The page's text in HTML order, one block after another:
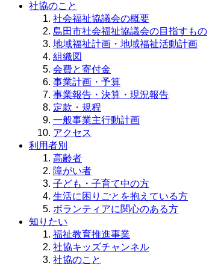
社協のこと
社会福祉協議会の概要
島田市社会福祉協議会の目指すもの
地域福祉計画・地域福祉活動計画
組織図
会費と寄付金
事業計画・予算
事業報告・決算・現況報告
定款・規程
一般事業主行動計画
アクセス
利用者別
高齢者
障がい者
子ども・子育て中の方
生活に困りごとを抱えている方
ボランティアに関心のある方
知りたい
福祉教育推進事業
社協キッズチャンネル
社協のこと